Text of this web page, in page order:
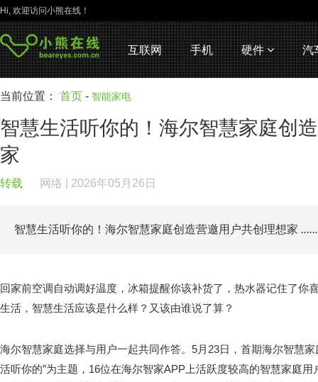
Hi, 欢迎访问小熊在线！
互联网 手机 硬件 汽
当前位置： 首页 - 智能家电
智慧生活听你的！海尔智慧家庭创
家
转载 网络 | 2026年05月26日
智慧生活听你的！海尔智慧家庭创造营邀用户共创理想家 ......
回家前空调自动调好温度，冰箱提醒你该补货了，热水器记住了
生活，智慧生活应该是什么样？又该由谁说了算？
海尔智慧家庭选择与用户一起共同作答。5月23日，首期海尔智慧
活听你的”为主题，16位在海尔智家APP上活跃度较高的智慧家庭